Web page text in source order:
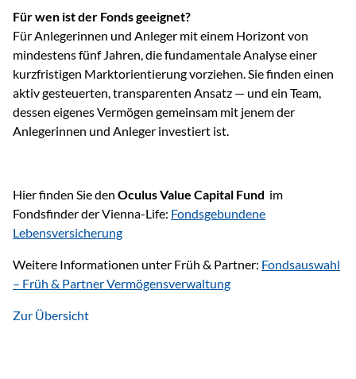
Für wen ist der Fonds geeignet?
Für Anlegerinnen und Anleger mit einem Horizont von
mindestens fünf Jahren, die fundamentale Analyse einer
kurzfristigen Marktorientierung vorziehen. Sie finden einen
aktiv gesteuerten, transparenten Ansatz — und ein Team,
dessen eigenes Vermögen gemeinsam mit jenem der
Anlegerinnen und Anleger investiert ist.
Hier finden Sie den Oculus Value Capital Fund im
Fondsfinder der Vienna-Life: Fondsgebundene
Lebensversicherung
Weitere Informationen unter Früh & Partner: Fondsauswahl
– Früh & Partner Vermögensverwaltung
Zur Übersicht